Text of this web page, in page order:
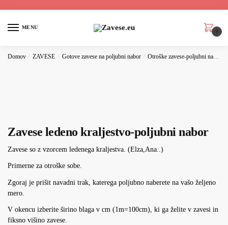
MENU
0
Domov / ZAVESE / Gotove zavese na poljubni nabor / Otroške zavese-poljubni nabor
Zavese ledeno kraljestvo-poljubni nabor
Zavese so z vzorcem ledenega kraljestva. (Elza,Ana..)
Primerne za otroške sobe.
Zgoraj je prišit navadni trak, katerega poljubno naberete na vašo željeno
mero.
V okencu izberite širino blaga v cm (1m=100cm), ki ga želite v zavesi in
fiksno višino zavese.